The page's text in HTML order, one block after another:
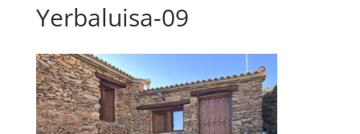
Yerbaluisa-09